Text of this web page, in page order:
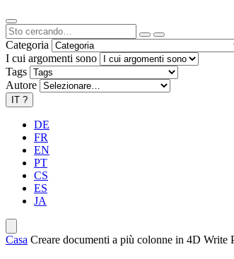
Categoria
I cui argomenti sono
Tags
Autore
IT ?
DE
FR
EN
PT
CS
ES
JA
Casa Creare documenti a più colonne in 4D Write